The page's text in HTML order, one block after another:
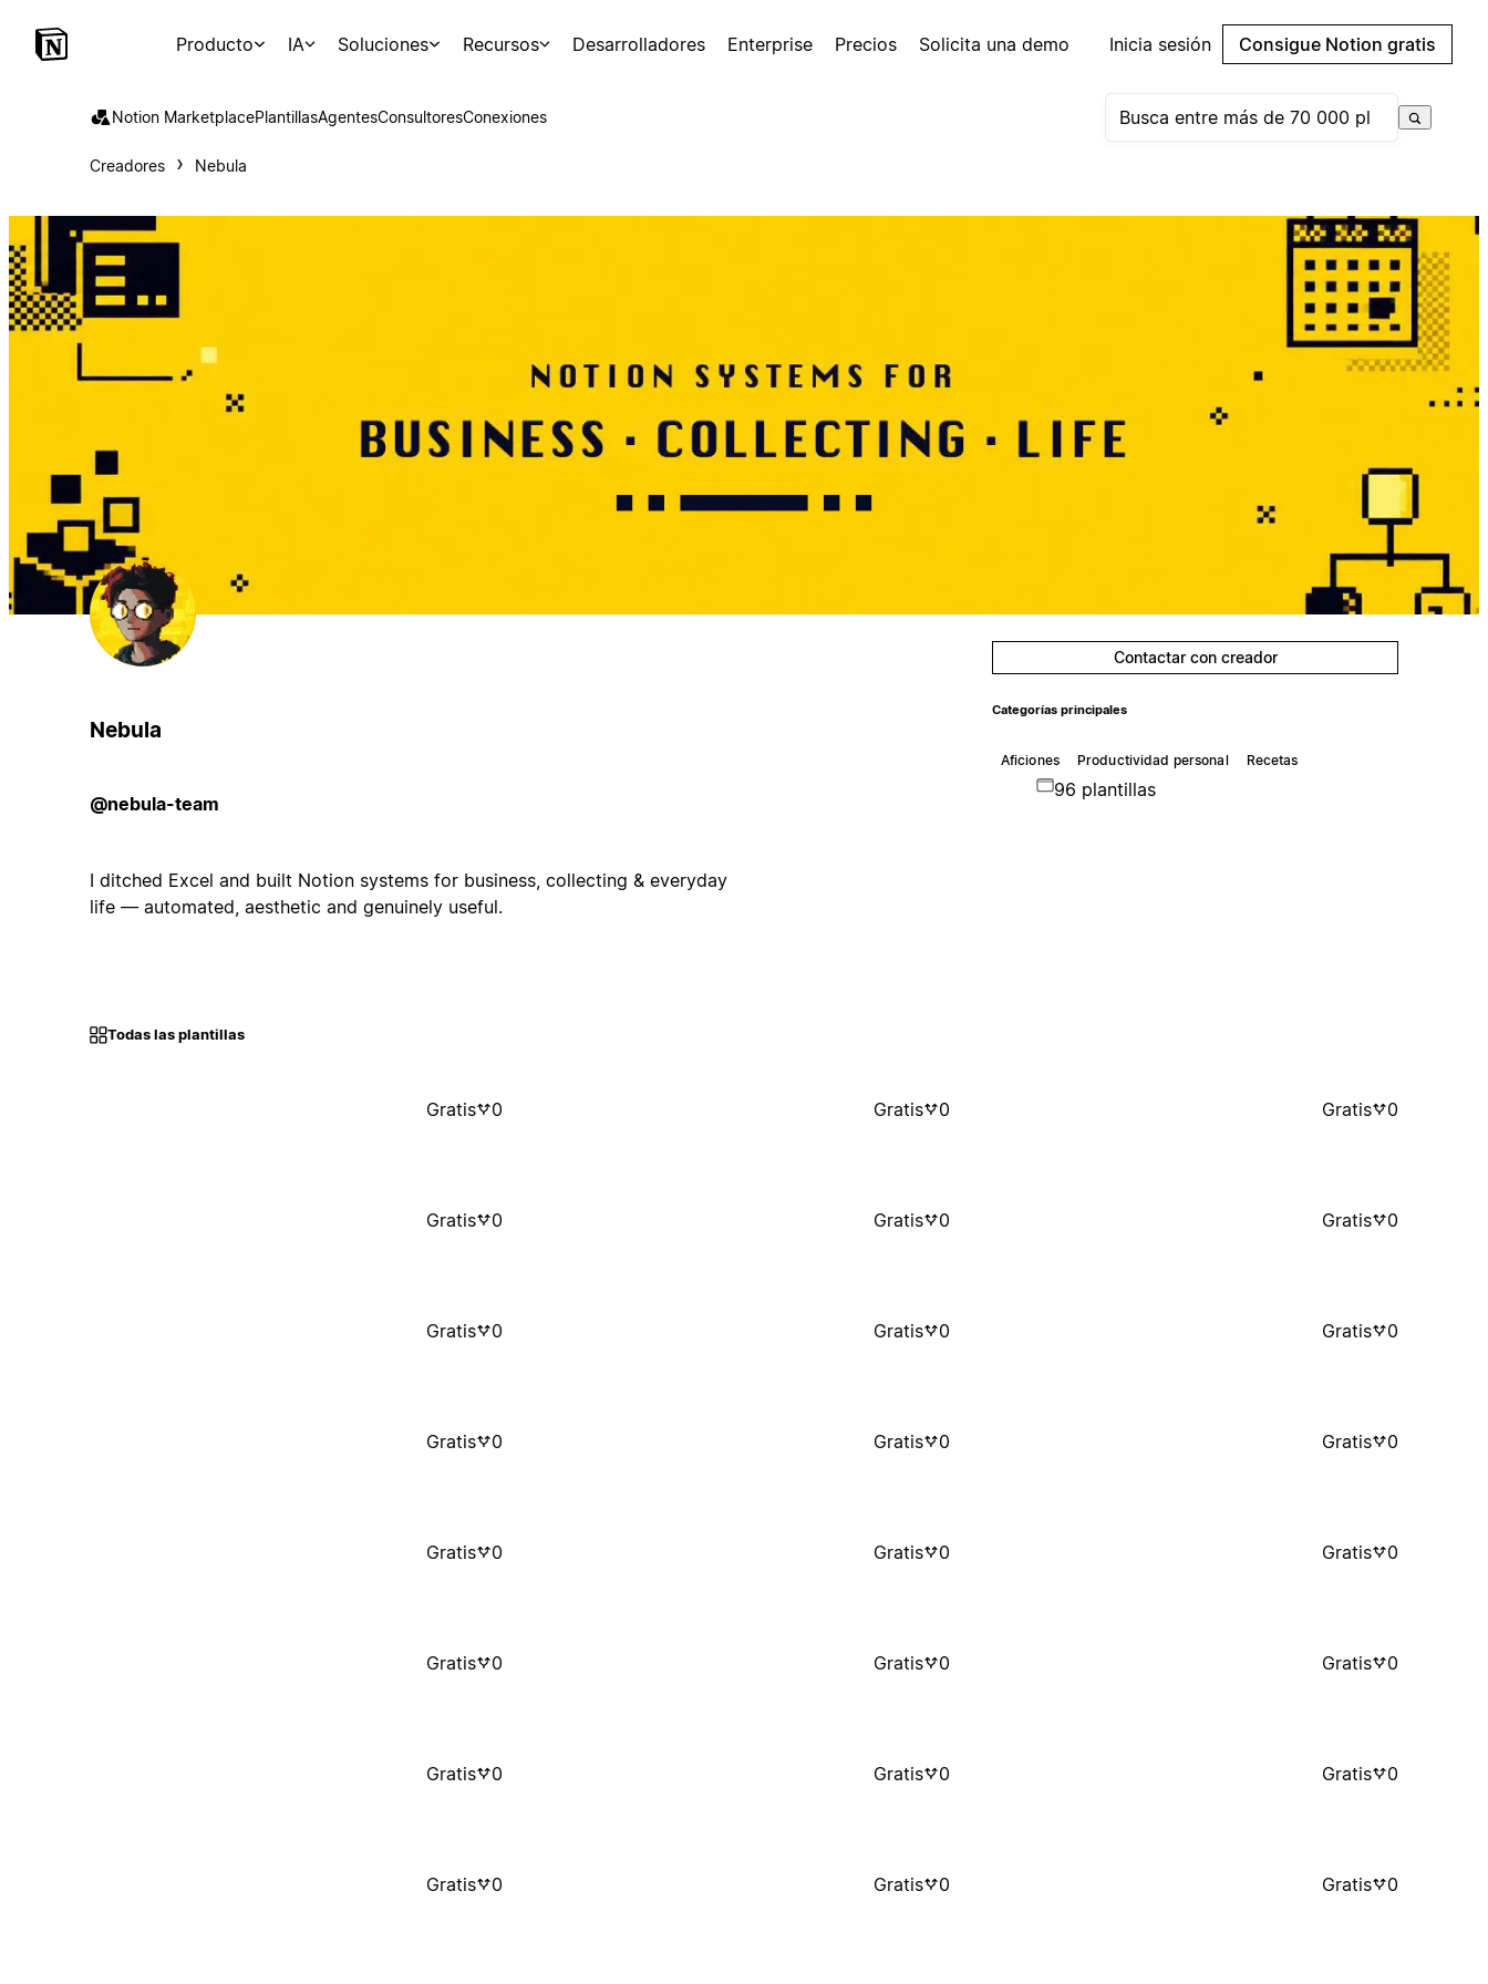
Producto IA Soluciones Recursos Desarrolladores Enterprise Precios Solicita una demo Inicia sesión Consigue Notion gratis
Notion MarketplacePlantillasAgentesConsultoresConexiones
Creadores Nebula
Nebula
@nebula-team
I ditched Excel and built Notion systems for business, collecting & everyday
life — automated, aesthetic and genuinely useful.
Contactar con creador
Categorías principales
Aficiones Productividad personal Recetas
96 plantillas
Todas las plantillas
Gratis 0 Gratis 0 Gratis 0
Gratis 0 Gratis 0 Gratis 0
Gratis 0 Gratis 0 Gratis 0
Gratis 0 Gratis 0 Gratis 0
Gratis 0 Gratis 0 Gratis 0
Gratis 0 Gratis 0 Gratis 0
Gratis 0 Gratis 0 Gratis 0
Gratis 0 Gratis 0 Gratis 0